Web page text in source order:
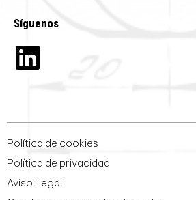
Síguenos
Política de cookies
Política de privacidad
Aviso Legal